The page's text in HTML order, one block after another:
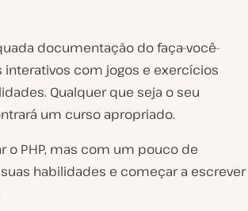
documentação do faça-você-
com jogos e exercícios
Qualquer que seja o seu
um curso apropriado.
o PHP, mas com um pouco de
habilidades e começar a escrever